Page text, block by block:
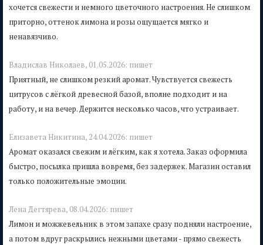
хочется свежести и немного цветочного настроения. Не слишком
приторно, оттенок лимона и розы ощущается мягко и
ненавязчиво.
Владислав Николаев, 01.05.2026: пишет
Приятный, не слишком резкий аромат. Чувствуется свежесть
цитрусов с лёгкой древесной базой, вполне подходит и на
работу, и на вечер. Держится несколько часов, что устраивает.
Елизавета Никитина, 24.04.2026: пишет
Аромат оказался свежим и лёгким, как я хотела. Заказ оформила
быстро, посылка пришла вовремя, без задержек. Магазин оставил
только положительные эмоции.
Лена Дегтярева, 08.04.2026: пишет
Лимон и можжевельник в этом запахе сразу подняли настроение,
а потом вдруг раскрылись нежными цветами - прямо свежесть